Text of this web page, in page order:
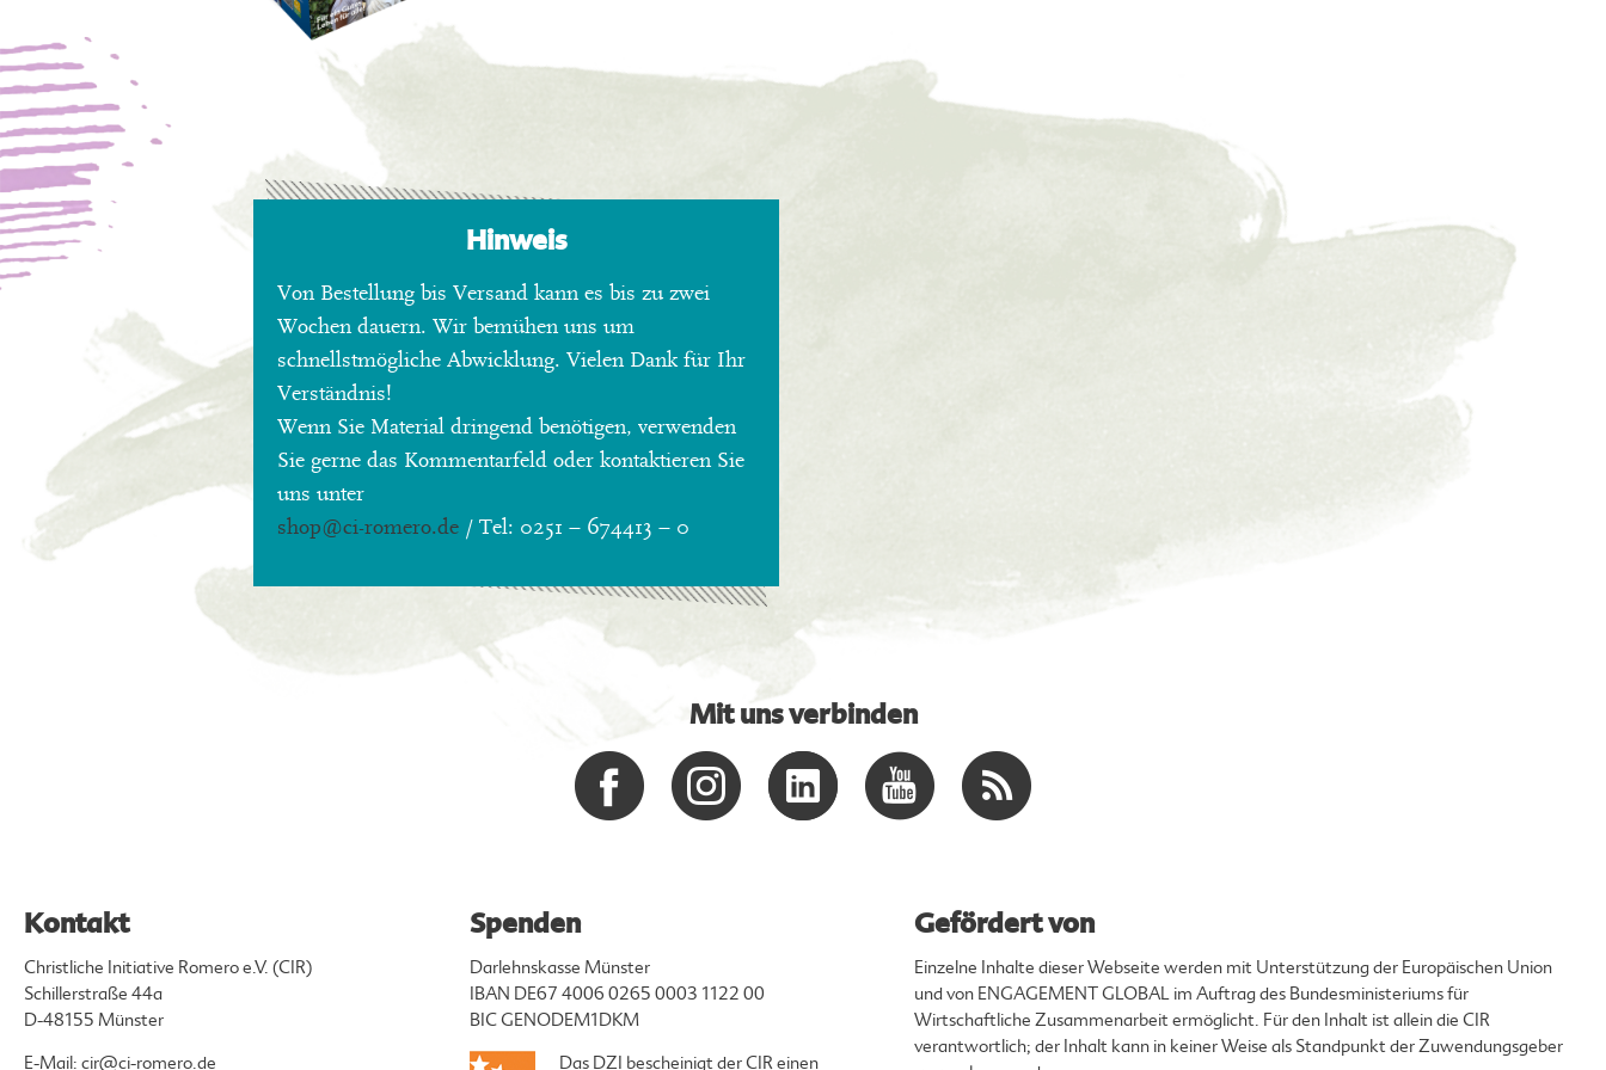
Hinweis
Von Bestellung bis Versand kann es bis zu zwei
Wochen dauern. Wir bemühen uns um
schnellstmögliche Abwicklung. Vielen Dank für Ihr
Verständnis!
Wenn Sie Material dringend benötigen, verwenden
Sie gerne das Kommentarfeld oder kontaktieren Sie
uns unter
shop@ci-romero.de / Tel: 0251 – 674413 – 0
Mit uns verbinden
Kontakt
Christliche Initiative Romero e.V. (CIR)
Schillerstraße 44a
D-48155 Münster
E-Mail: cir@ci-romero.de
Spenden
Darlehnskasse Münster
IBAN DE67 4006 0265 0003 1122 00
BIC GENODEM1DKM
Das DZI bescheinigt der CIR einen
Gefördert von
Einzelne Inhalte dieser Webseite werden mit Unterstützung der Europäischen Union
und von ENGAGEMENT GLOBAL im Auftrag des Bundesministeriums für
Wirtschaftliche Zusammenarbeit ermöglicht. Für den Inhalt ist allein die CIR
verantwortlich; der Inhalt kann in keiner Weise als Standpunkt der Zuwendungsgeber